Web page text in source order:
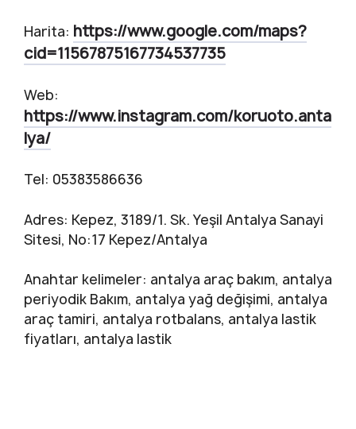
Harita: https://www.google.com/maps?
cid=11567875167734537735
Web:
https://www.instagram.com/koruoto.anta
lya/
Tel: 05383586636
Adres: Kepez, 3189/1. Sk. Yeşil Antalya Sanayi
Sitesi, No:17 Kepez/Antalya
Anahtar kelimeler: antalya araç bakım, antalya
periyodik Bakım, antalya yağ değişimi, antalya
araç tamiri, antalya rotbalans, antalya lastik
fiyatları, antalya lastik